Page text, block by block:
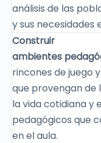
análisis de las
y sus necesidades
Construir
ambientes
rincones de juego
que provengan de
la vida cotidiana y
pedagógicos que
en el aula.